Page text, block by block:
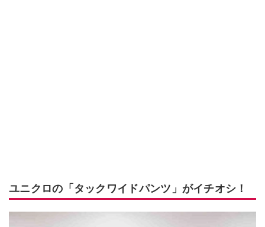
ユニクロの「タックワイドパンツ」がイチオシ！